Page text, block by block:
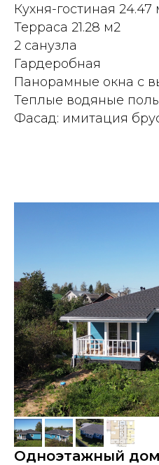
Кухня-гостиная 24.47
Терраса 21.28 м2
2 санузла
Гардеробная
Панорамные окна с
Теплые водяные
Фасад: имитация
Одноэтажный дом